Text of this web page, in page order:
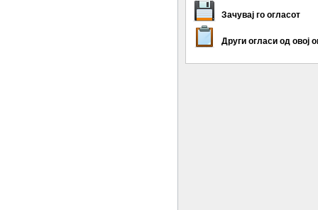
Зачувај го огласот
Други огласи од овој